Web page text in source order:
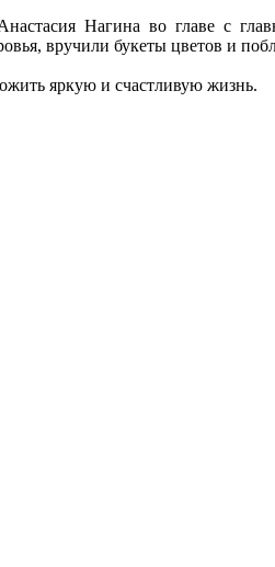
Нагина во главе с
вручили букеты цветов и
яркую и счастливую жизнь.